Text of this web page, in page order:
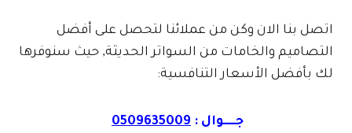
اتصل بنا الان وكن من عملائنا لتحصل على أفضل
التصاميم والخامات من السواتر الحديثة, حيث سنوفرها
لك بأفضل الأسعار التنافسية:
جـــــوال : 0509635009